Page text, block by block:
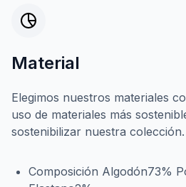
Material
Elegimos nuestros materiales
uso de materiales más
sostenibilizar nuestra colección.
Composición Algodón73%